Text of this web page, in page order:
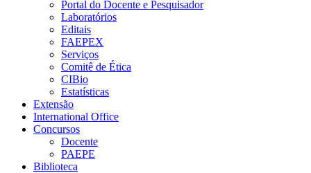
Portal do Docente e Pesquisador
Laboratórios
Editais
FAEPEX
Serviços
Comitê de Ética
CIBio
Estatísticas
Extensão
International Office
Concursos
Docente
PAEPE
Biblioteca